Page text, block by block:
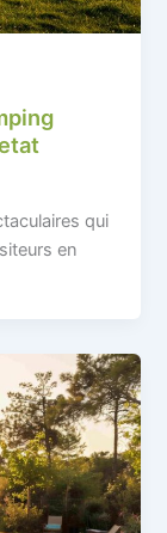
qui
en